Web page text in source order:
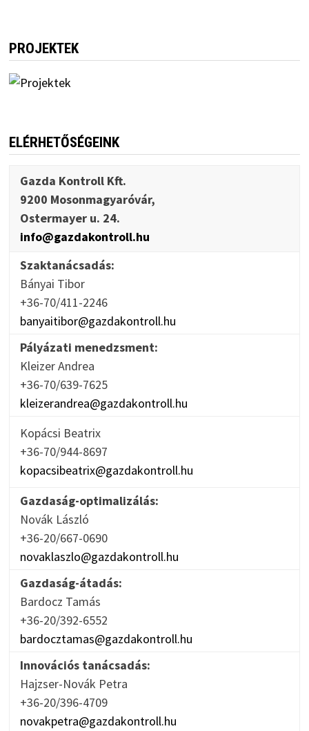
PROJEKTEK
ELÉRHETŐSÉGEINK
Gazda Kontroll Kft.
9200 Mosonmagyaróvár,
Ostermayer u. 24.
info@gazdakontroll.hu
Szaktanácsadás:
Bányai Tibor
+36-70/411-2246
banyaitibor@gazdakontroll.hu
Pályázati menedzsment:
Kleizer Andrea
+36-70/639-7625
kleizerandrea@gazdakontroll.hu
Kopácsi Beatrix
+36-70/944-8697
kopacsibeatrix@gazdakontroll.hu
Gazdaság-optimalizálás:
Novák László
+36-20/667-0690
novaklaszlo@gazdakontroll.hu
Gazdaság-átadás:
Bardocz Tamás
+36-20/392-6552
bardocztamas@gazdakontroll.hu
Innovációs tanácsadás:
Hajzser-Novák Petra
+36-20/396-4709
novakpetra@gazdakontroll.hu